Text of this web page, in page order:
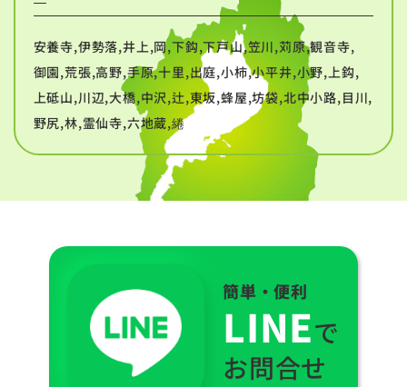
安養寺,伊勢落,井上,岡,下鈎,下戸山,笠川,苅原,観音寺,
御園,荒張,高野,手原,十里,出庭,小柿,小平井,小野,上鈎,
上砥山,川辺,大橋,中沢,辻,東坂,蜂屋,坊袋,北中小路,目川,
野尻,林,霊仙寺,六地蔵,綣
簡単・便利
LINEで
お問合せ